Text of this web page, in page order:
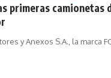
primeras camionetas
y Anexos S.A., la marca